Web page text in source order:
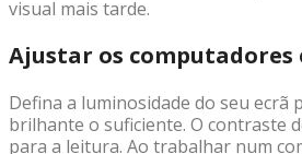
visual mais tarde.
Ajustar os computadores
Defina a luminosidade do seu ecrã
brilhante o suficiente. O contraste
para a leitura. Ao trabalhar num